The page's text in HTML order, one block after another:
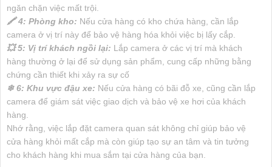
ngăn chặn việc mất trội.
🖍 4: Phòng kho: Nếu cửa hàng có kho chứa hàng, cần lắp
camera ở vị trí này để bảo vệ hàng hóa khỏi việc bị lấy cắp.
💥 5: Vị trí khách ngồi lại: Lắp camera ở các vị trí mà khách
hàng thường ở lại để sử dụng sản phẩm, cung cấp những bằng
chứng cần thiết khi xảy ra sự cố
❄ 6: Khu vực đậu xe: Nếu cửa hàng có bãi đỗ xe, cũng cần lắp
camera để giám sát việc giao dịch và bảo vệ xe hơi của khách
hàng.
Nhớ rằng, việc lắp đặt camera quan sát không chỉ giúp bảo vệ
cửa hàng khỏi mất cắp mà còn giúp tạo sự an tâm và tin tưởng
cho khách hàng khi mua sắm tại cửa hàng của bạn.